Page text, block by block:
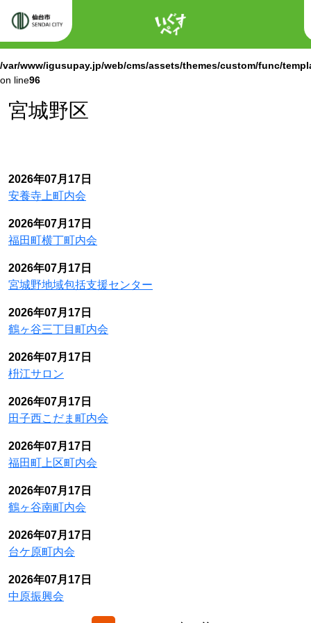
/var/www/igusupay.jp/web/cms/assets/themes/custom/func/
Warning : Attempt to read property "name" on null in
/var/www/igusupay.jp/web/cms/assets/themes/custom/func/
on line96
宮城野区
2026年07月17日
安養寺上町内会
2026年07月17日
福田町横丁町内会
2026年07月17日
宮城野地域包括支援センター
2026年07月17日
鶴ヶ谷三丁目町内会
2026年07月17日
枡江サロン
2026年07月17日
田子西こだま町内会
2026年07月17日
福田町上区町内会
2026年07月17日
鶴ヶ谷南町内会
2026年07月17日
台ケ原町内会
2026年07月17日
中原振興会